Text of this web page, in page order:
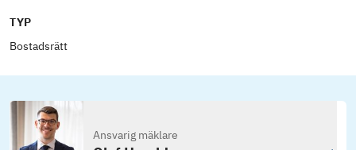
TYP
Bostadsrätt
Ansvarig mäklare